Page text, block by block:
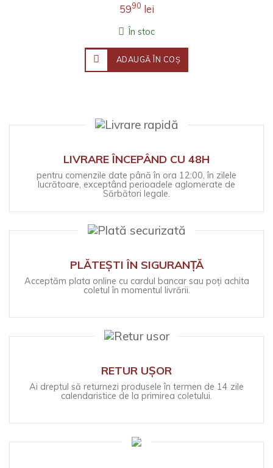
5990 lei
În stoc
ADAUGĂ ÎN COŞ
LIVRARE ÎNCEPÂND CU 48H
pentru comenzile date până în ora 12:00, în zilele
lucrătoare, exceptând perioadele aglomerate de
Sărbători legale.
PLĂTEȘTI ÎN SIGURANȚĂ
Acceptăm plata online cu cardul bancar sau poți achita
coletul în momentul livrării.
RETUR UȘOR
Ai dreptul să returnezi produsele în termen de 14 zile
calendaristice de la primirea coletului.